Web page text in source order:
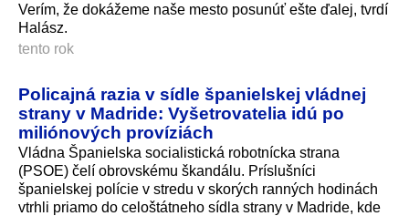
Verím, že dokážeme naše mesto posunúť ešte ďalej, tvrdí
Halász.
tento rok
Policajná razia v sídle španielskej vládnej
strany v Madride: Vyšetrovatelia idú po
miliónových províziách
Vládna Španielska socialistická robotnícka strana
(PSOE) čelí obrovskému škandálu. Príslušníci
španielskej polície v stredu v skorých ranných hodinách
vtrhli priamo do celoštátneho sídla strany v Madride, kde